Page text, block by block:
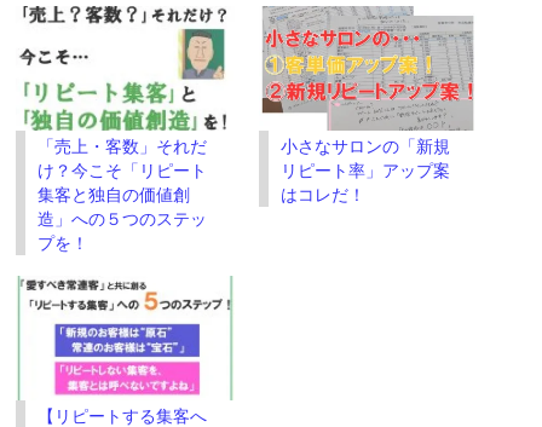
有
(新
い
ウ
ィ
ン
ド
ウ
で
開
き
ま
す)
リ
ッ
く
だ
さ
い
(新
し
い
ウ
ィ
ン
ド
き
ま
す)
「売上・客数」それだ
け？今こそ「リピート
集客と独自の価値創
造」への５つのステッ
プを！
小さなサロンの「新規
リピート率」アップ案
はコレだ！
【リピートする集客へ